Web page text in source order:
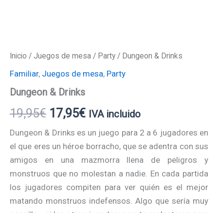
Inicio / Juegos de mesa / Party / Dungeon & Drinks
Familiar, Juegos de mesa, Party
Dungeon & Drinks
19,95€ 17,95€ IVA incluido
Dungeon & Drinks es un juego para 2 a 6 jugadores en
el que eres un héroe borracho, que se adentra con sus
amigos en una mazmorra llena de peligros y
monstruos que no molestan a nadie. En cada partida
los jugadores compiten para ver quién es el mejor
matando monstruos indefensos. Algo que sería muy